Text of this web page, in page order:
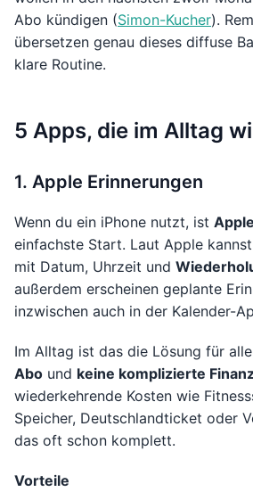
Abo kündigen (Simon-Kucher).
übersetzen genau dieses diffuse
klare Routine.
5 Apps, die im Alltag
1. Apple Erinnerungen
Wenn du ein iPhone nutzt, ist
einfachste Start. Laut Apple
mit Datum, Uhrzeit und
außerdem erscheinen geplante
inzwischen auch in der Kalender-
Im Alltag ist das die Lösung für
Abo und keine komplizierte
wiederkehrende Kosten wie
Speicher, Deutschlandticket oder
das oft schon komplett.
Vorteile